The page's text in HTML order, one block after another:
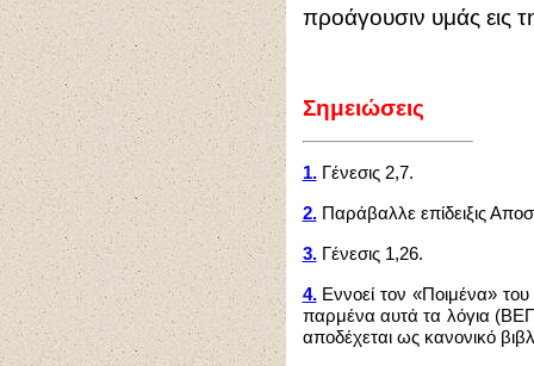
προάγουσιν υμάς εις
Σημειώσεις
1.Γένεσις 2,7.
2.Παράβαλλε επίδειξις
3.Γένεσις 1,26.
4.Εννοεί τον «Ποιμένα»
παρμένα αυτά τα λόγια (ΒΕΠ
αποδέχεται ως κανονικό